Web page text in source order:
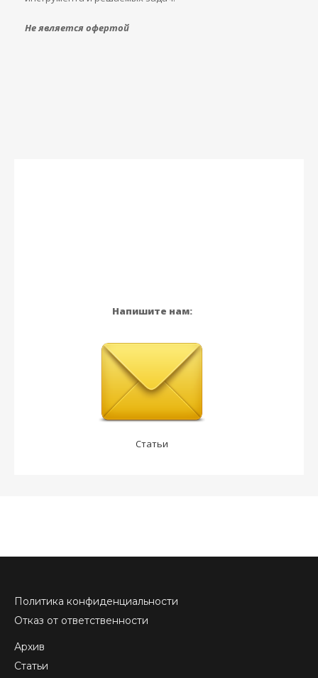
Не является офертой
Напишите нам:
Статьи
Политика конфиденциальности
Отказ от ответственности
Архив
Статьи